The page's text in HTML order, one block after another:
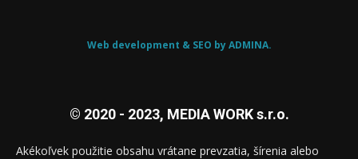
Web development & SEO by ADMINA.
© 2020 - 2023, MEDIA WORK s.r.o.
Akékoľvek použitie obsahu vrátane prevzatia, šírenia alebo